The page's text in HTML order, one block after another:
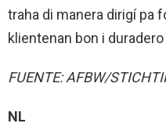
traha di manera dirigí pa
klientenan bon i
FUENTE: AFBW/
NL